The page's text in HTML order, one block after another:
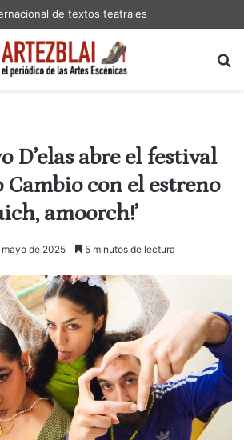
de textos teatrales
D’elas abre el festival
Cambio con el estreno
amoorch!’
mayo de 2025 5 minutos de lectura